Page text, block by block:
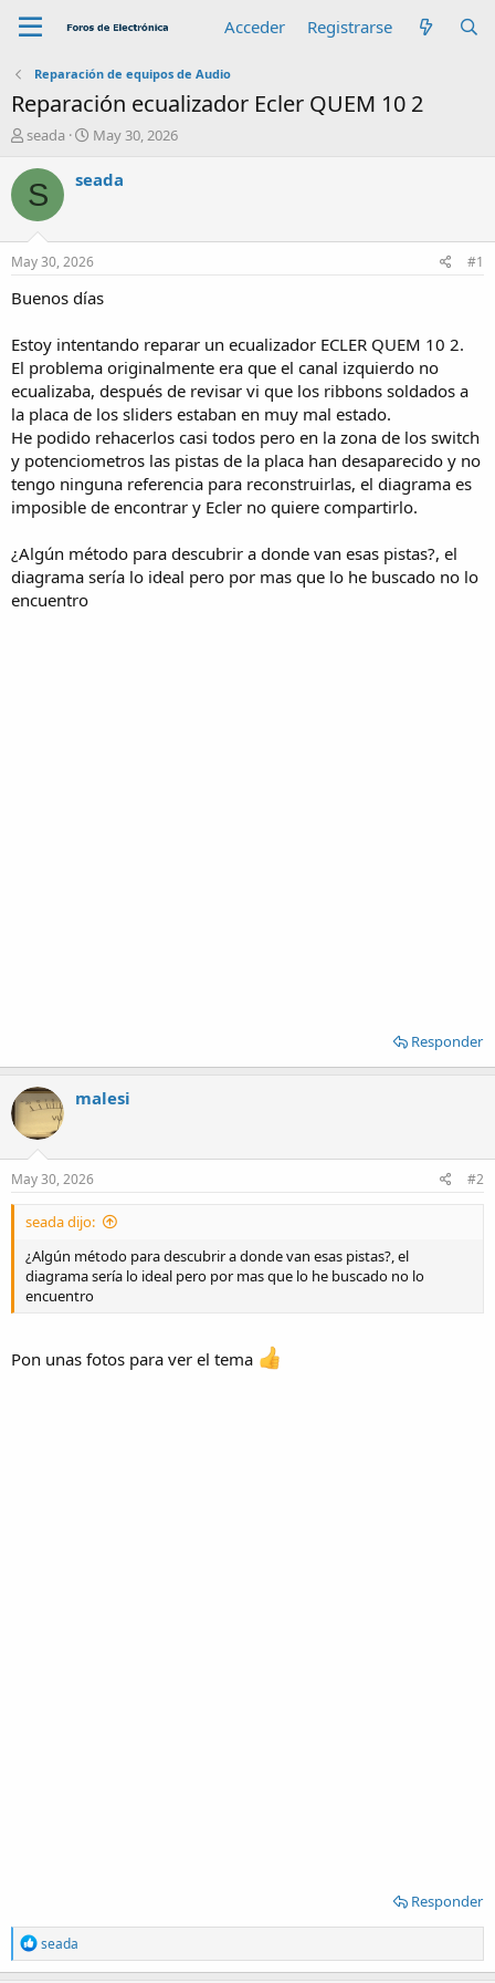
Acceder Registrarse
Reparación de equipos de Audio
Reparación ecualizador Ecler QUEM 10 2
A
t
o
r
seada
F
c
e
i
n
i
o
May 30, 2026
S seada
May 30, 2026 #1
Buenos días
Estoy intentando reparar un ecualizador ECLER QUEM 10 2.
El problema originalmente era que el canal izquierdo no
ecualizaba, después de revisar vi que los ribbons soldados a
la placa de los sliders estaban en muy mal estado.
He podido rehacerlos casi todos pero en la zona de los switch
y potenciometros las pistas de la placa han desaparecido y no
tengo ninguna referencia para reconstruirlas, el diagrama es
imposible de encontrar y Ecler no quiere compartirlo.
¿Algún método para descubrir a donde van esas pistas?, el
diagrama sería lo ideal pero por mas que lo he buscado no lo
encuentro
Responder
malesi
May 30, 2026 #2
seada dijo:
¿Algún método para descubrir a donde van esas pistas?, el
diagrama sería lo ideal pero por mas que lo he buscado no lo
encuentro
Pon unas fotos para ver el tema
Responder
R
e
a
seada